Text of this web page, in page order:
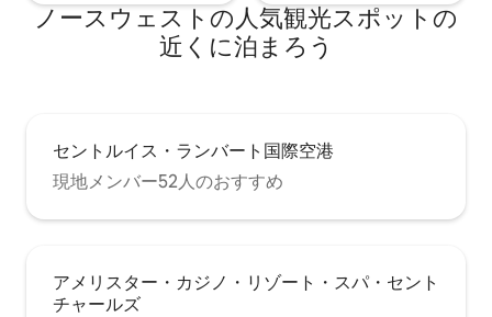
ノースウェストの人気観光スポットの
近くに泊まろう
セントルイス・ランバート国際空港
現地メンバー52人のおすすめ
アメリスター・カジノ・リゾート・スパ・セント
チャールズ